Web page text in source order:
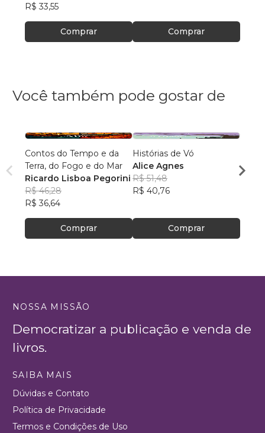
R$ 33,55
Comprar Comprar
Você também pode gostar de
Contos do Tempo e da
Terra, do Fogo e do Mar
Ricardo Lisboa Pegorini
R$ 46,28
R$ 36,64
Comprar
Histórias de Vó
Alice Agnes
R$ 51,48
R$ 40,76
Comprar
NOSSA MISSÃO
Democratizar a publicação e venda de
livros.
SAIBA MAIS
Dúvidas e Contato
Política de Privacidade
Termos e Condições de Uso